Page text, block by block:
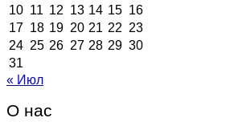
10 11 12 13 14 15 16
17 18 19 20 21 22 23
24 25 26 27 28 29 30
31
« Июл
О нас